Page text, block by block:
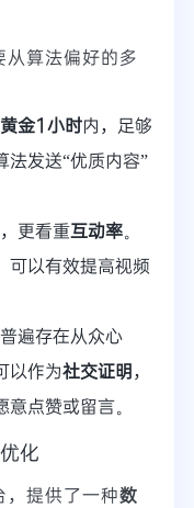
算法偏好的多
黄金1小时内，足够
法发送“优质内容”
更看重互动率。
可以有效提高视频
遍存在从众心
以作为社交证明，
点赞或留言。
化
，提供了一种数